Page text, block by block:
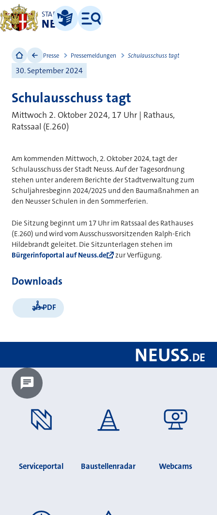
STADT
NEUSS
Leichte Sprache
Menü
Presse Pressemeldungen Schulausschuss tagt
30. September 2024
Schulausschuss tagt
Mittwoch 2. Oktober 2024, 17 Uhr | Rathaus,
Ratssaal (E.260)
Am kommenden Mittwoch, 2. Oktober 2024, tagt der
Schulausschuss der Stadt Neuss. Auf der Tagesordnung
stehen unter anderem Berichte der Stadtverwaltung zum
Schuljahresbeginn 2024/2025 und den Baumaßnahmen an
den Neusser Schulen in den Sommerferien.
Die Sitzung beginnt um 17 Uhr im Ratssaal des Rathauses
(E.260) und wird vom Ausschussvorsitzenden Ralph-Erich
Hildebrandt geleitet. Die Sitzunterlagen stehen im
Bürgerinfoportal auf Neuss.de
zur Verfügung.
Downloads
als PDF
NEUSS.DE
Chatbot laden?
Serviceportal Baustellenradar Webcams